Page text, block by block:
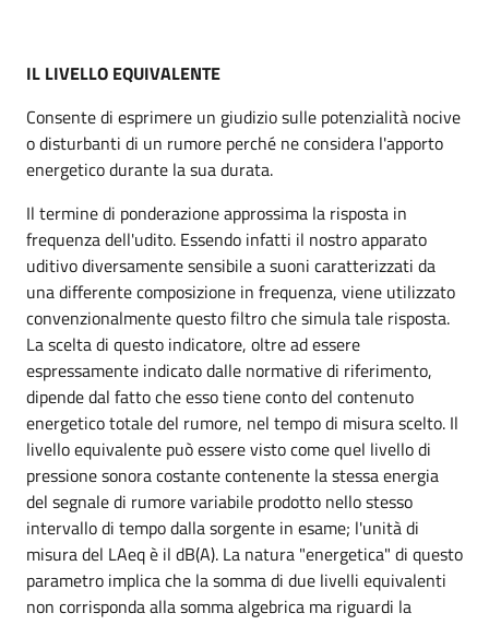
IL LIVELLO EQUIVALENTE
Consente di esprimere un giudizio sulle potenzialità nocive
o disturbanti di un rumore perché ne considera l'apporto
energetico durante la sua durata.
Il termine di ponderazione approssima la risposta in
frequenza dell'udito. Essendo infatti il nostro apparato
uditivo diversamente sensibile a suoni caratterizzati da
una differente composizione in frequenza, viene utilizzato
convenzionalmente questo filtro che simula tale risposta.
La scelta di questo indicatore, oltre ad essere
espressamente indicato dalle normative di riferimento,
dipende dal fatto che esso tiene conto del contenuto
energetico totale del rumore, nel tempo di misura scelto. Il
livello equivalente può essere visto come quel livello di
pressione sonora costante contenente la stessa energia
del segnale di rumore variabile prodotto nello stesso
intervallo di tempo dalla sorgente in esame; l'unità di
misura del LAeq è il dB(A). La natura "energetica" di questo
parametro implica che la somma di due livelli equivalenti
non corrisponda alla somma algebrica ma riguardi la